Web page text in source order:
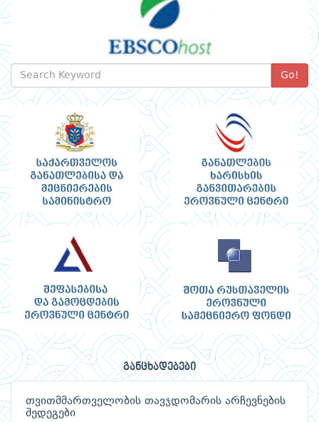
Go!
განცხადებები
თვითმმართველობის თავჯდომარის არჩევნების
შედეგები